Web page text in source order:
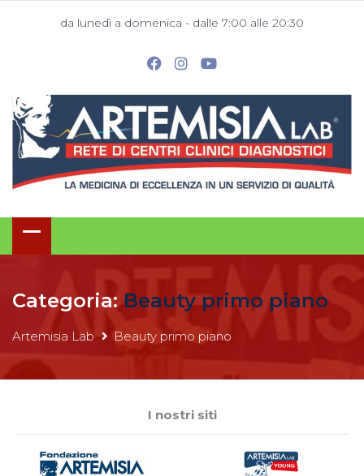
da lunedì a domenica - dalle 7:00 alle 20:30
Categoria:Beauty primo piano
Artemisia Lab Beauty primo piano
I nostri siti